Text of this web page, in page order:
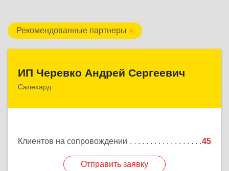
Рекомендованные партнеры
ИП Черевко Андрей Сергеевич
Салехард
Клиентов на сопровождении 45
Отправить заявку
Отправить заявку